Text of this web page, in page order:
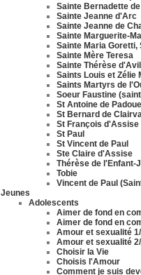
Sainte Bernadette
Sainte Jeanne d'Arc
Sainte Jeanne de
Sainte Marguerite-
Sainte Maria Goretti,
Sainte Mère Teresa
Sainte Thérèse
Saints Louis et Zélie
Saints Martyrs de
Soeur Faustine
St Antoine de Padoue
St Bernard de
St François d'Assise
St Paul
St Vincent de Paul
Ste Claire d'Assise
Thérèse de l'Enfant-
Tobie
Vincent de Paul
Jeunes
Adolescents
Aimer de fond en
Aimer de fond en
Amour et sexualité
Amour et sexualité
Choisir la Vie
Choisis l'Amour
Comment je suis